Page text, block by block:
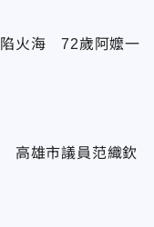
陷火海 72歲阿嬤一
高雄市議員范織欽